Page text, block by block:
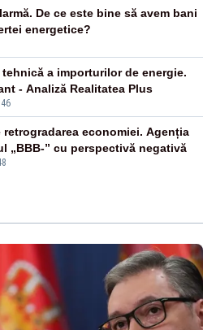
De ce este bine să avem bani
energetice?
a importurilor de energie.
- Analiză Realitatea Plus
retrogradarea economiei. Agenția
„BBB-” cu perspectivă negativă